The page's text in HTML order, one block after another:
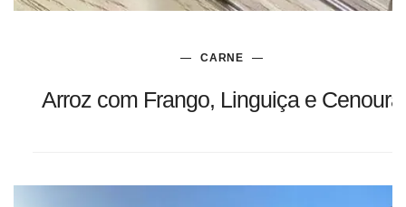
CARNE
Arroz com Frango, Linguiça e Cenoura